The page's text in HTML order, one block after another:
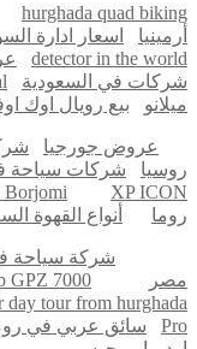
hurghada quad biking
أرمينيا
اسعار ادارة
detector in the world
شركات في السعودية
ميلانو
بيع رويال اوك
عروض جورجيا
روسيا
شركات سياحة
Borjomi
XP ICON
روما
أنواع القهوة
شركة سياحة
مصر
GPZ 7000
day tour from hurghada
Pro
سائق عربي في